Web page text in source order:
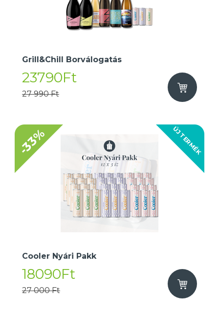
Grill&Chill Borválogatás
23790Ft
27 990 Ft
ÚJ TERMÉK
-33%
Cooler Nyári Pakk
18090Ft
27 000 Ft